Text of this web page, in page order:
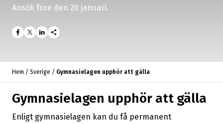
Ansök före den 20 januari.
share
Hem / Sverige / Gymnasielagen upphör att gälla
Gymnasielagen upphör att gälla
Enligt gymnasielagen kan du få permanent